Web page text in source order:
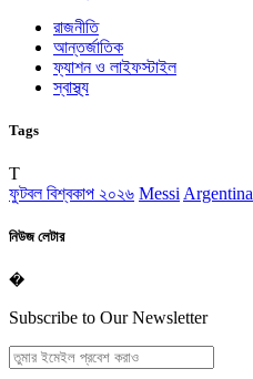
রাজনীতি
আন্তর্জাতিক
ফ্যাশন ও লাইফস্টাইল
স্বাস্থ্য
Tags
T
ফুটবল বিশ্বকাপ ২০২৬ Messi Argentina
নিউজ লেটার
�
Subscribe to Our Newsletter